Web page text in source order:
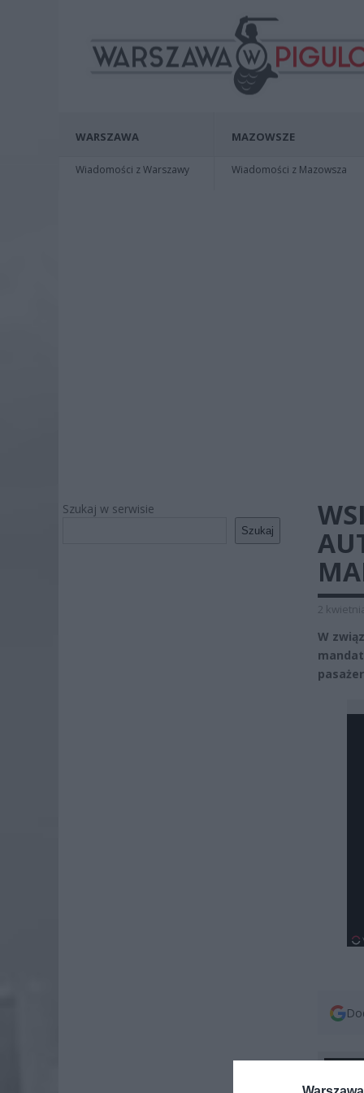
WARSZAWA
Wiadomości z Warszawy
MAZOWSZE
Wiadomości z Mazowsza
Szukaj w serwisie
Szukaj
2
W